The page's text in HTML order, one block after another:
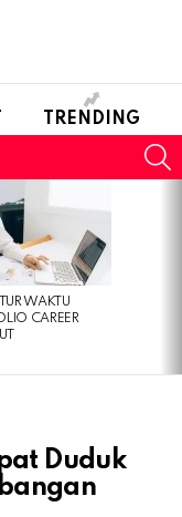
TRENDING
WAKTU
CAREER
Duduk